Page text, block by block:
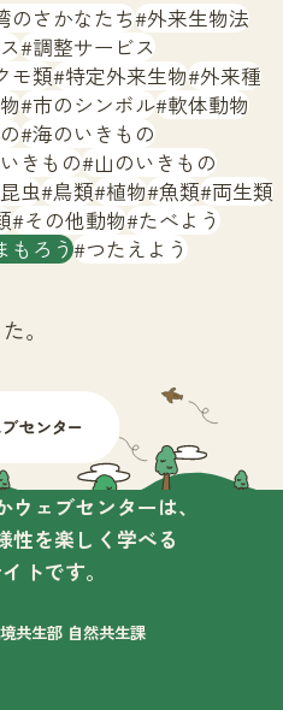
中 大
ブセンターとは
ップ
のさかなたち 外来生物法
調整サービス
モ類 特定外来生物 外来種
市のシンボル 軟体動物
海のいきもの
きもの 山のいきもの
昆虫 鳥類 植物 魚類 両生類
その他動物 たべよう
もろう つたえよう
。
ェブセンターは、
性を楽しく学べる
トです。
共生部 自然共生課